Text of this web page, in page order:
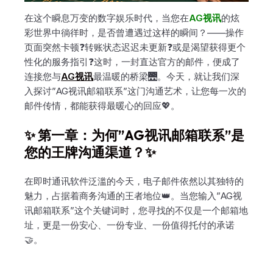
在这个瞬息万变的数字娱乐时代，当您在AG视讯的炫
彩世界中徜徉时，是否曾遭遇过这样的瞬间？——操作
页面突然卡顿❓转账状态迟迟未更新❓或是渴望获得更个
性化的服务指引❓这时，一封直达官方的邮件，便成了
连接您与AG视讯最温暖的桥梁🌉。今天，就让我们深
入探讨”AG视讯邮箱联系”这门沟通艺术，让您每一次的
邮件传情，都能获得最暖心的回应💖。
✨ 第一章：为何”AG视讯邮箱联系”是
您的王牌沟通渠道？✨
在即时通讯软件泛滥的今天，电子邮件依然以其独特的
魅力，占据着商务沟通的王者地位👑。当您输入”AG视
讯邮箱联系”这个关键词时，您寻找的不仅是一个邮箱地
址，更是一份安心、一份专业、一份值得托付的承诺
🤝。